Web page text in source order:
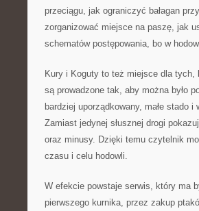
przeciągu, jak ograniczyć bałagan
zorganizować miejsce na paszę, jak
schematów postępowania, bo w
Kury i Koguty to też miejsce dla tych,
są prowadzone tak, aby można było
bardziej uporządkowany, małe stado
Zamiast jedynej słusznej drogi
oraz minusy. Dzięki temu czytelnik
czasu i celu hodowli.
W efekcie powstaje serwis, który ma
pierwszego kurnika, przez zakup